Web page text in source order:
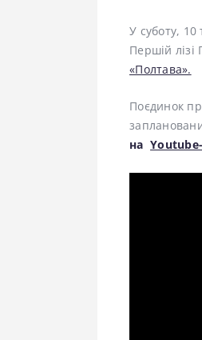
У суботу, 10
Першій
«Полтава».
Поєдинок
на